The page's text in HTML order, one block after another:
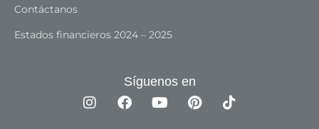
Contáctanos
Estados financieros 2024 – 2025
Síguenos en